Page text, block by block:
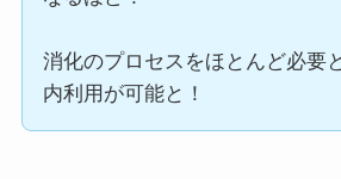
消化のプロセスをほとんど必要
内利用が可能と！